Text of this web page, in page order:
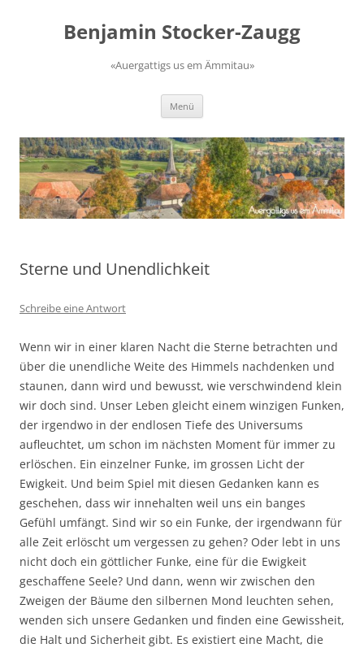
springenBenjamin Stocker-Zaugg
«Auergattigs us em Ämmitau»
Menü
Sterne und Unendlichkeit
Schreibe eine Antwort
Wenn wir in einer klaren Nacht die Sterne betrachten und
über die unendliche Weite des Himmels nachdenken und
staunen, dann wird und bewusst, wie verschwindend klein
wir doch sind. Unser Leben gleicht einem winzigen Funken,
der irgendwo in der endlosen Tiefe des Universums
aufleuchtet, um schon im nächsten Moment für immer zu
erlöschen. Ein einzelner Funke, im grossen Licht der
Ewigkeit. Und beim Spiel mit diesen Gedanken kann es
geschehen, dass wir innehalten weil uns ein banges
Gefühl umfängt. Sind wir so ein Funke, der irgendwann für
alle Zeit erlöscht um vergessen zu gehen? Oder lebt in uns
nicht doch ein göttlicher Funke, eine für die Ewigkeit
geschaffene Seele? Und dann, wenn wir zwischen den
Zweigen der Bäume den silbernen Mond leuchten sehen,
wenden sich unsere Gedanken und finden eine Gewissheit,
die Halt und Sicherheit gibt. Es existiert eine Macht, die